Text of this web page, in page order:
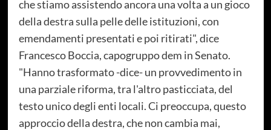
che stiamo assistendo ancora una volta a un gioco
della destra sulla pelle delle istituzioni, con
emendamenti presentati e poi ritirati", dice
Francesco Boccia, capogruppo dem in Senato.
"Hanno trasformato -dice- un provvedimento in
una parziale riforma, tra l'altro pasticciata, del
testo unico degli enti locali. Ci preoccupa, questo
approccio della destra, che non cambia mai,